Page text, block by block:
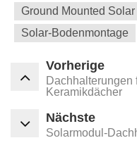
Ground Mounted
Solar-Bodenmontage
Vorherige
Dachhalterungen
Keramikdächer
Nächste
Solarmodul-